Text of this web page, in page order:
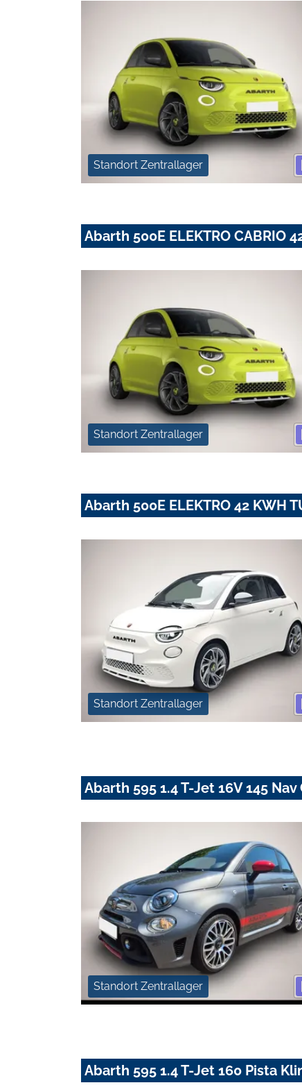
Standort Zentrallager
Abarth 500E ELEKTRO CABRIO
Standort Zentrallager
Abarth 500E ELEKTRO 42 KWH
Standort Zentrallager
Abarth 595 1.4 T-Jet 16V 145
Standort Zentrallager
Abarth 595 1.4 T-Jet 160 Pista